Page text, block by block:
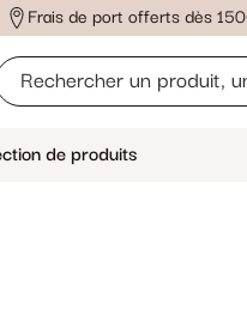
Frais de port offerts dès
de produits